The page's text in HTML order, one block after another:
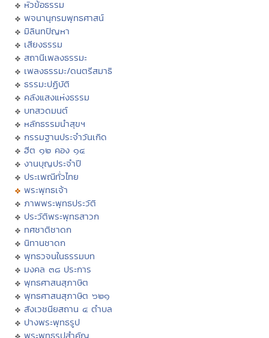
หัวข้อธรรม
พจนานุกรมพุทธศาสน์
มิลินทปัญหา
เสียงธรรม
สถานีเพลงธรรมะ
เพลงธรรมะ/ดนตรีสมาธิ
ธรรมะปฏิบัติ
คลังแสงแห่งธรรม
บทสวดมนต์
หลักธรรมนำสุขฯ
กรรมฐานประจำวันเกิด
ฮีต ๑๒ คอง ๑๔
งานบุญประจำปี
ประเพณีทั่วไทย
พระพุทธเจ้า
ภาพพระพุทธประวัติ
ประวัติพระพุทธสาวก
ทศชาติชาดก
นิทานชาดก
พุทธวจนในธรรมบท
มงคล ๓๘ ประการ
พุทธศาสนสุภาษิต
พุทธศาสนสุภาษิต ๖๒๑
สังเวชนียสถาน ๔ ตำบล
ปางพระพุทธรูป
พระพุทธรูปสำคัญ